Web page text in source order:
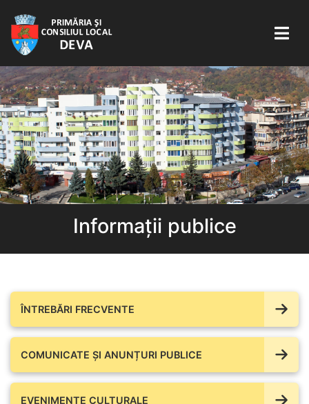
Informații publice
ÎNTREBĂRI FRECVENTE
COMUNICATE ŞI ANUNȚURI PUBLICE
EVENIMENTE CULTURALE